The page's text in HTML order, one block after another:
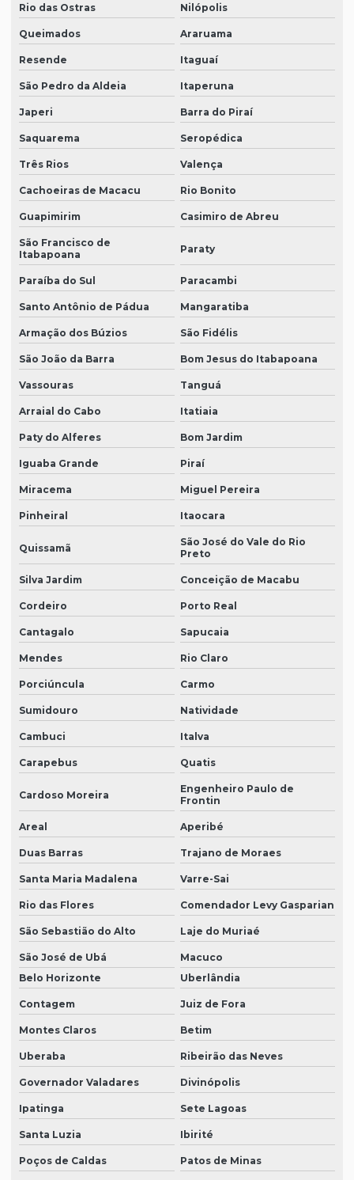
Rio das Ostras Nilópolis
Queimados Araruama
Resende Itaguaí
São Pedro da Aldeia Itaperuna
Japeri Barra do Piraí
Saquarema Seropédica
Três Rios Valença
Cachoeiras de Macacu Rio Bonito
Guapimirim Casimiro de Abreu
São Francisco de
Itabapoana
Paraty
Paraíba do Sul Paracambi
Santo Antônio de Pádua Mangaratiba
Armação dos Búzios São Fidélis
São João da Barra Bom Jesus do Itabapoana
Vassouras Tanguá
Arraial do Cabo Itatiaia
Paty do Alferes Bom Jardim
Iguaba Grande Piraí
Miracema Miguel Pereira
Pinheiral Itaocara
Quissamã
São José do Vale do Rio
Preto
Silva Jardim Conceição de Macabu
Cordeiro Porto Real
Cantagalo Sapucaia
Mendes Rio Claro
Porciúncula Carmo
Sumidouro Natividade
Cambuci Italva
Carapebus Quatis
Cardoso Moreira
Engenheiro Paulo de
Frontin
Areal Aperibé
Duas Barras Trajano de Moraes
Santa Maria Madalena Varre-Sai
Rio das Flores Comendador Levy Gasparian
São Sebastião do Alto Laje do Muriaé
São José de Ubá
Macuco
Belo Horizonte
Uberlândia
Contagem Juiz de Fora
Montes Claros Betim
Uberaba Ribeirão das Neves
Governador Valadares Divinópolis
Ipatinga Sete Lagoas
Santa Luzia Ibirité
Poços de Caldas Patos de Minas